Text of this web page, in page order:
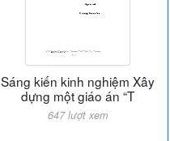
Sáng kiến kinh nghiệm Xây
dựng một giáo án “T
647 lượt xem